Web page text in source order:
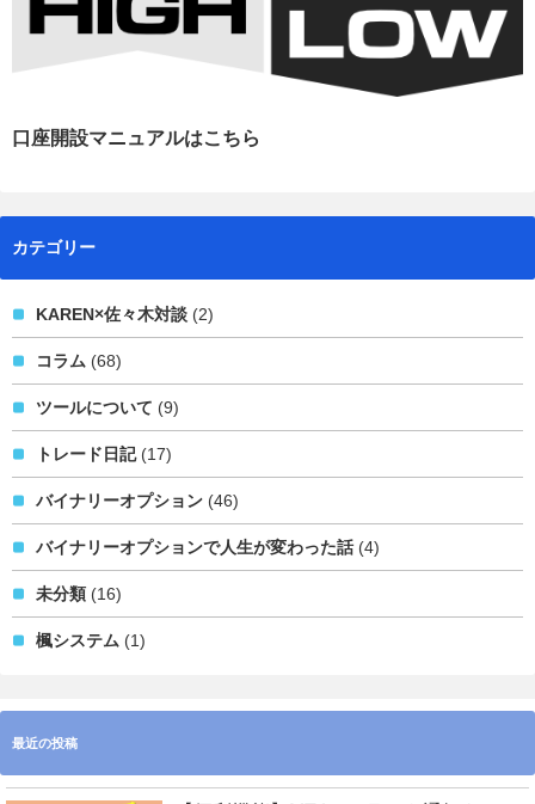
口座開設マニュアルはこちら
カテゴリー
KAREN×佐々木対談 (2)
コラム (68)
ツールについて (9)
トレード日記(17)
バイナリーオプション (46)
バイナリーオプションで人生が変わった話(4)
未分類 (16)
楓システム (1)
最近の投稿